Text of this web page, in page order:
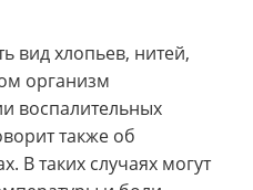
вид хлопьев, нитей,
организм
воспалительных
также об
В таких случаях могут